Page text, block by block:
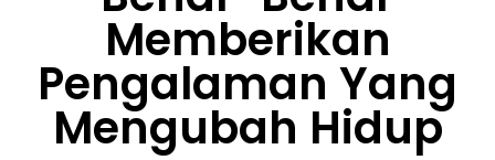
Memberikan
Pengalaman Yang
Mengubah Hidup